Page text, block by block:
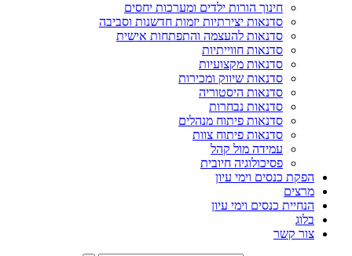
חינוך הורות ילדים ומערכות יחסים
סדנאות יצירתיות יזמות חדשנות וסביבה
סדנאות להעצמה והתפתחות אישית
סדנאות חווייתיות
סדנאות מקצועיות
סדנאות שיווק ומכירות
סדנאות היסטוריה
סדנאות נבחרות
סדנאות פיתוח מנהלים
סדנאות פיתוח צוות
עמידה מול קהל
פסיכולוגיה חיובית
הפקת כנסים וימי עיון
מרצים
הנחיית כנסים וימי עיון
בלוג
צור קשר